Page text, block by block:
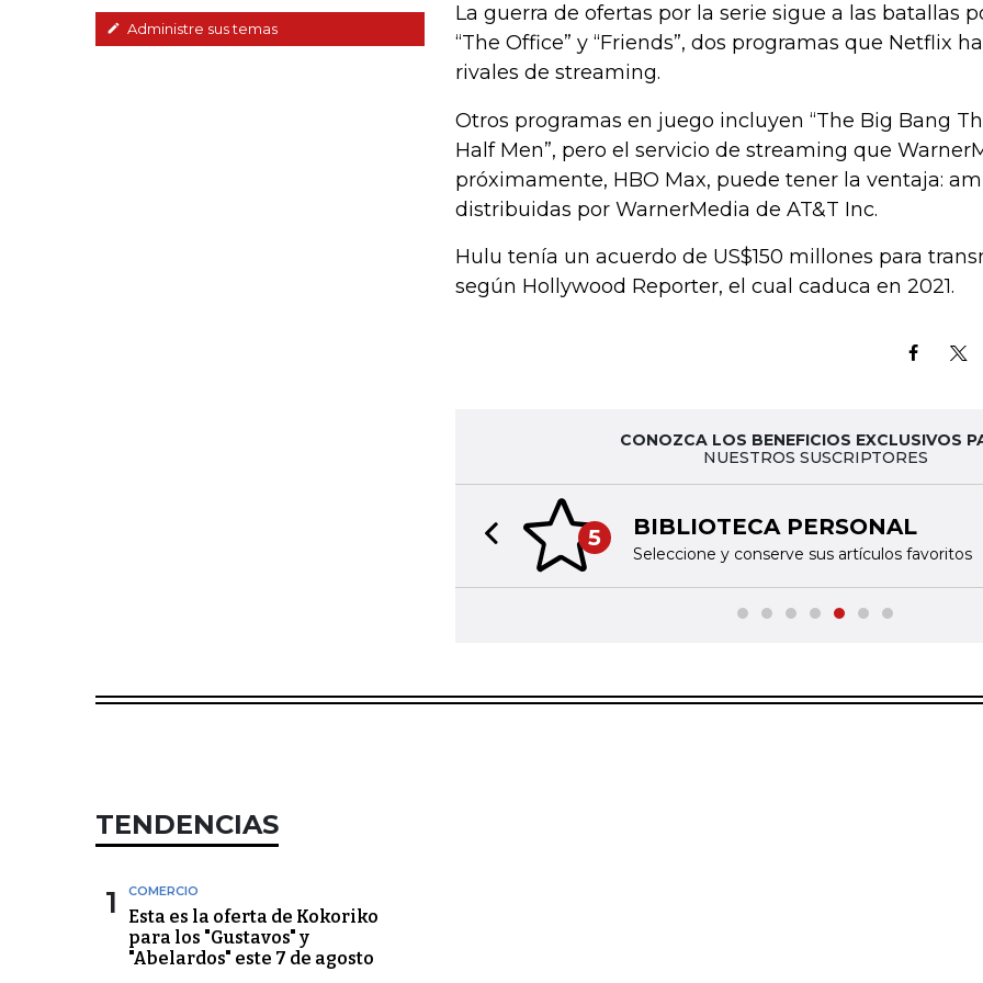
Administre sus temas
La guerra de ofertas por la serie sigue a las batallas
“The Office” y “Friends”, dos programas que Netflix
rivales de streaming.
Otros programas en juego incluyen “The Big Bang
Half Men”, pero el servicio de streaming que
próximamente, HBO Max, puede tener la ventaja:
distribuidas por WarnerMedia de AT&T Inc.
Hulu tenía un acuerdo de US$150 millones para
según Hollywood Reporter, el cual caduca en 2021.
CONOZCA LOS BENEFICIOS EXCLUSIVOS
NUESTROS SUSCRIPTORES
5 BIBLIOTECA PERSONAL
Seleccione y conserve sus artículos favoritos
Previous slide
TENDENCIAS
1 COMERCIO
Esta es la oferta de Kokoriko
para los "Gustavos" y
"Abelardos" este 7 de agosto